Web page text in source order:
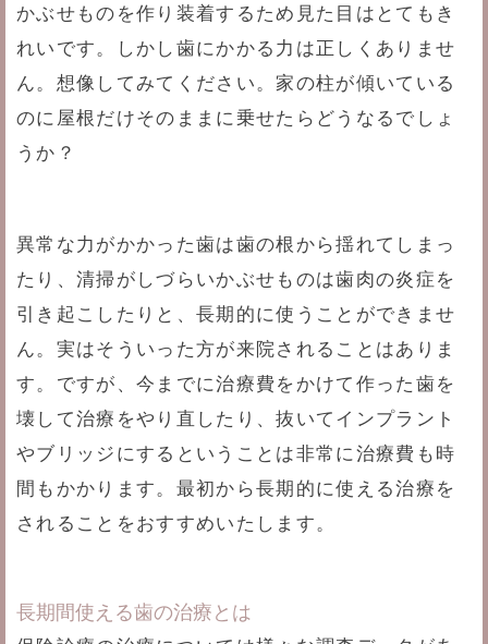
かぶせものを作り装着するため見た目はとてもき
れいです。しかし歯にかかる力は正しくありませ
ん。想像してみてください。家の柱が傾いている
のに屋根だけそのままに乗せたらどうなるでしょ
うか？
異常な力がかかった歯は歯の根から揺れてしまっ
たり、清掃がしづらいかぶせものは歯肉の炎症を
引き起こしたりと、長期的に使うことができませ
ん。実はそういった方が来院されることはありま
す。ですが、今までに治療費をかけて作った歯を
壊して治療をやり直したり、抜いてインプラント
やブリッジにするということは非常に治療費も時
間もかかります。最初から長期的に使える治療を
されることをおすすめいたします。
長期間使える歯の治療とは